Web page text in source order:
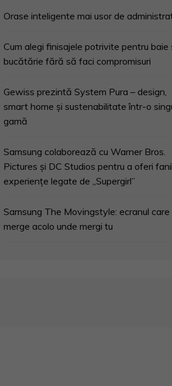
Orase inteligente mai usor de
Cum alegi finisajele potrivite pentru baie
bucătărie fără să faci compromisuri
Gewiss prezintă System Pura – design,
smart home și sustenabilitate într-o
gamă
Samsung colaborează cu Warner Bros.
Pictures și DC Studios pentru a oferi
experiențe legate de „Supergirl”
Samsung The Movingstyle: ecranul care
merge acolo unde mergi tu